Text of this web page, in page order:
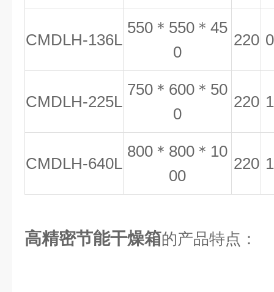
CMDLH-136L
550＊550＊45
0
220
CMDLH-225L
750＊600＊50
0
220
CMDLH-640L
800＊800＊10
00
220
高精密节能干燥箱的产品特点：